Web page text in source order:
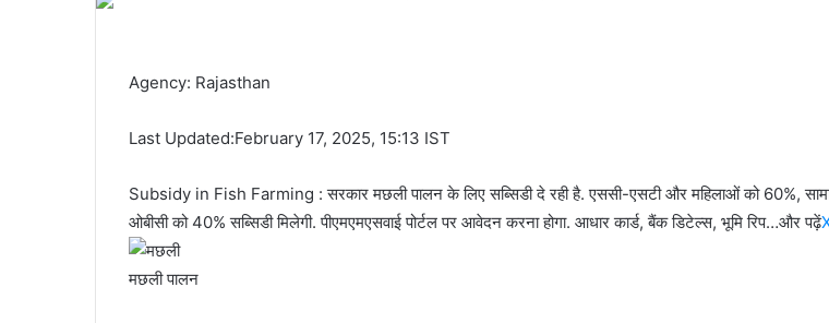
Agency: Rajasthan
Last Updated:February 17, 2025, 15:13 IST
Subsidy in Fish Farming : सरकार मछली पालन के लिए सब्सिडी दे रही है. एससी-एसटी और महिलाओं को 60%,
ओबीसी को 40% सब्सिडी मिलेगी. पीएमएमएसवाई पोर्टल पर आवेदन करना होगा. आधार कार्ड, बैंक डिटेल्स, भूमि रिप…और पढ़ें
मछली पालन